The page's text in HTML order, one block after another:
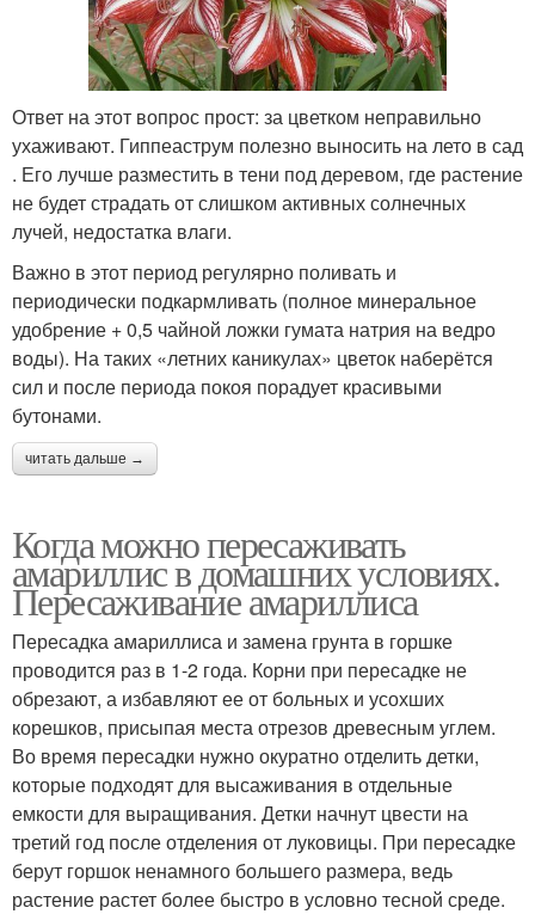
Ответ на этот вопрос прост: за цветком неправильно
ухаживают. Гиппеаструм полезно выносить на лето в сад
. Его лучше разместить в тени под деревом, где растение
не будет страдать от слишком активных солнечных
лучей, недостатка влаги.
Важно в этот период регулярно поливать и
периодически подкармливать (полное минеральное
удобрение + 0,5 чайной ложки гумата натрия на ведро
воды). На таких «летних каникулах» цветок наберётся
сил и после периода покоя порадует красивыми
бутонами.
читать дальше →
Когда можно пересаживать
амариллис в домашних условиях.
Пересаживание амариллиса
Пересадка амариллиса и замена грунта в горшке
проводится раз в 1-2 года. Корни при пересадке не
обрезают, а избавляют ее от больных и усохших
корешков, присыпая места отрезов древесным углем.
Во время пересадки нужно окуратно отделить детки,
которые подходят для высаживания в отдельные
емкости для выращивания. Детки начнут цвести на
третий год после отделения от луковицы. При пересадке
берут горшок ненамного большего размера, ведь
растение растет более быстро в условно тесной среде.